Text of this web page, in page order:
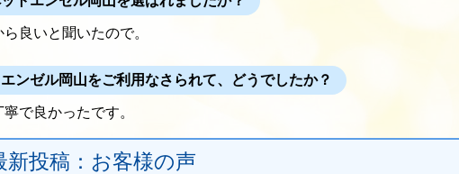
良いと聞いたので。
ンゼル岡山をご利用なさられて、どうでしたか？
で良かったです。
新投稿：お客様の声